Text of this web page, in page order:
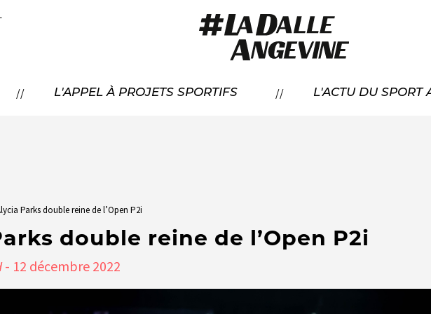
// L'APPEL À PROJETS SPORTIFS
PRÉSENTATION
// L'ACTU DU SPORT
Parks double reine de l’Open P2i
double reine de l’Open P2i
- 12 décembre 2022